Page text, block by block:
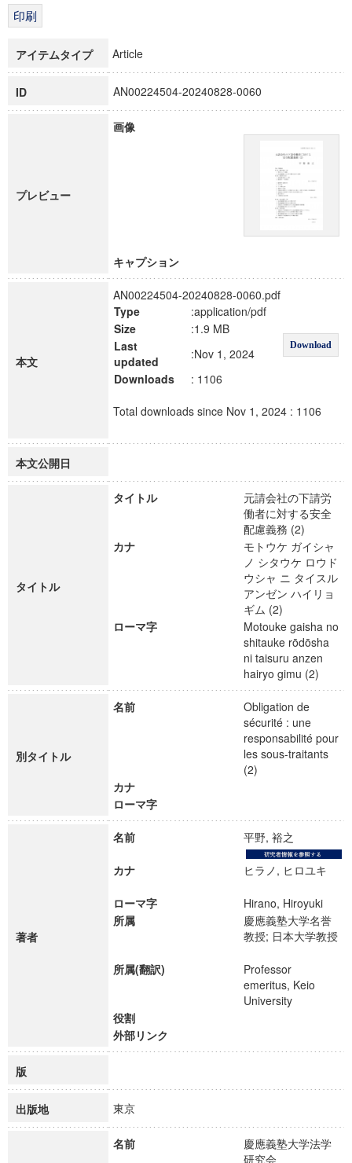
博士課程教育リーディングプログラム「超成熟社会発展のサ
アイテムタイプ Article
ID AN00224504-20240828-0060
プレビュー
画像
キャプション
本文
AN00224504-20240828-0060.pdf
Type
:application/pdf
Download
Size
:1.9 MB
Last
updated
:Nov 1, 2024
Downloads
: 1106
Total downloads since Nov 1, 2024 : 1106
本文公開日
タイトル
タイトル
元請会社の下請労
働者に対する安全
配慮義務 (2)
カナ
モトウケ ガイシャ
ノ シタウケ ロウド
ウシャ ニ タイスル
アンゼン ハイリョ
ギム (2)
ローマ字
Motouke gaisha no
shitauke rōdōsha
ni taisuru anzen
hairyo gimu (2)
別タイトル
名前
Obligation de
sécurité : une
responsabilité pour
les sous-traitants
(2)
カナ
ローマ字
著者
名前 平野, 裕之
カナ ヒラノ, ヒロユキ
ローマ字
Hirano, Hiroyuki
所属
慶應義塾大学名誉
教授; 日本大学教授
所属(翻訳)
Professor
emeritus, Keio
University
役割
外部リンク
版
出版地 東京
名前
慶應義塾大学法学
研究会